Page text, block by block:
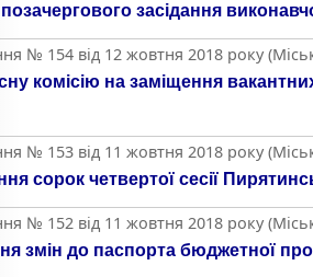
засідання
№ 154 від 12 жовтня 2018 року
комісію на заміщення
№ 153 від 11 жовтня 2018 року
сорок четвертої сесії
№ 152 від 11 жовтня 2018 року
змін до паспорта бюджетної